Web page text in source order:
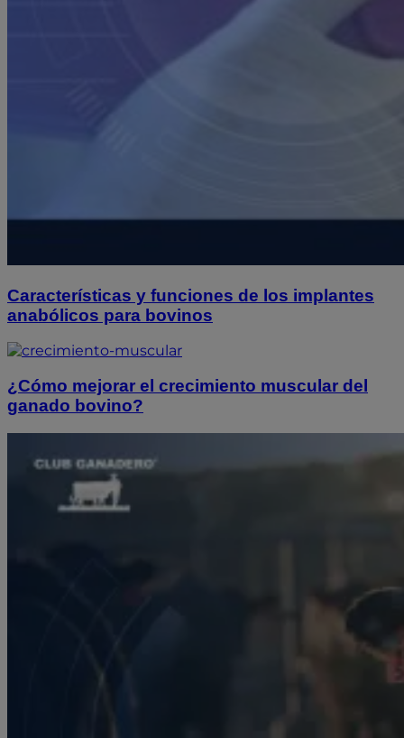
Características y funciones de los implantes
anabólicos para bovinos
¿Cómo mejorar el crecimiento muscular del
ganado bovino?